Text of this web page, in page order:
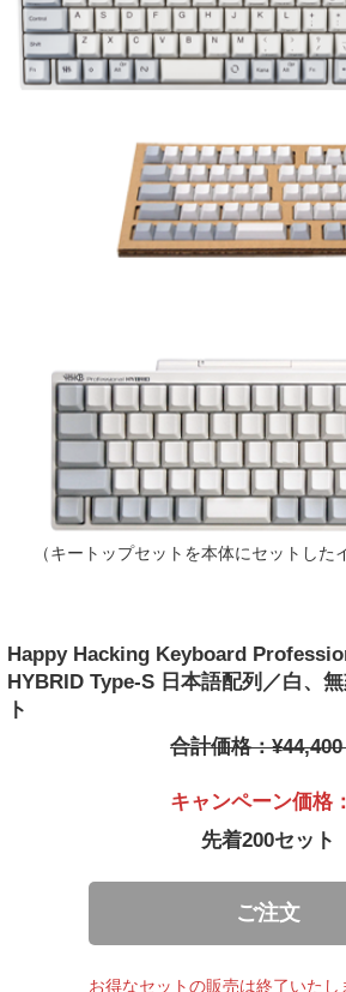
（キートップセットを本体にセットした
Happy Hacking Keyboard
HYBRID Type-S 日本語配列／白、
ト
合計価格：
キャンペーン価格
先着200セット
ご注文
お得なセットの販売は終了いたし